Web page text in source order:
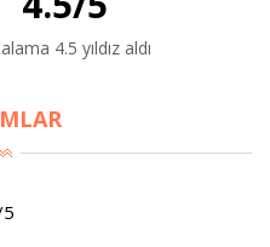
4.5 yıldız aldı